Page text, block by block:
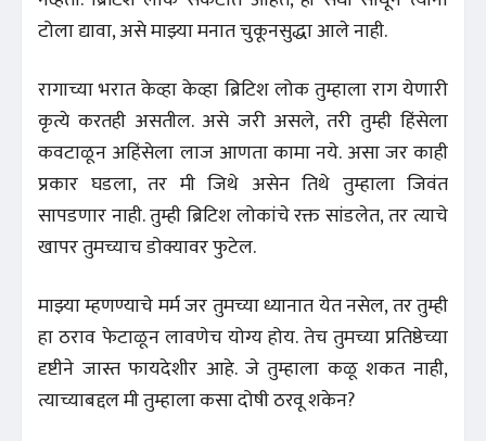
टोला द्यावा, असे माझ्या मनात चुकूनसुद्धा आले नाही.
रागाच्या भरात केव्हा केव्हा ब्रिटिश लोक तुम्हाला राग येणारी
कृत्ये करतही असतील. असे जरी असले, तरी तुम्ही हिंसेला
कवटाळून अहिंसेला लाज आणता कामा नये. असा जर काही
प्रकार घडला, तर मी जिथे असेन तिथे तुम्हाला जिवंत
सापडणार नाही. तुम्ही ब्रिटिश लोकांचे रक्त सांडलेत, तर त्याचे
खापर तुमच्याच डोक्यावर फुटेल.
माझ्या म्हणण्याचे मर्म जर तुमच्या ध्यानात येत नसेल, तर तुम्ही
हा ठराव फेटाळून लावणेच योग्य होय. तेच तुमच्या प्रतिष्ठेच्या
दृष्टीने जास्त फायदेशीर आहे. जे तुम्हाला कळू शकत नाही,
त्याच्याबद्दल मी तुम्हाला कसा दोषी ठरवू शकेन?